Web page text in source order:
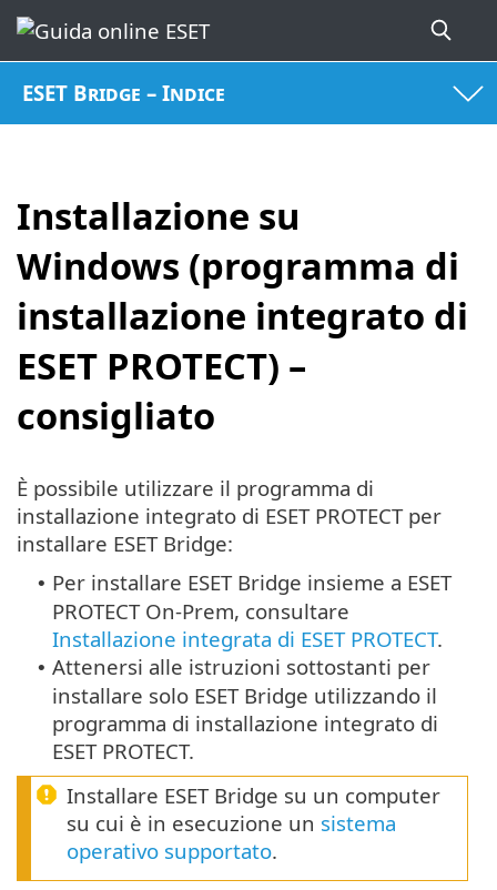
ESET Bridge – Indice
Installazione su
Windows (programma di
installazione integrato di
ESET PROTECT) –
consigliato
È possibile utilizzare il programma di
installazione integrato di ESET PROTECT per
installare ESET Bridge:
• Per installare ESET Bridge insieme a ESET
PROTECT On-Prem, consultare
Installazione integrata di ESET PROTECT.
• Attenersi alle istruzioni sottostanti per
installare solo ESET Bridge utilizzando il
programma di installazione integrato di
ESET PROTECT.
Installare ESET Bridge su un computer
su cui è in esecuzione un sistema
operativo supportato.